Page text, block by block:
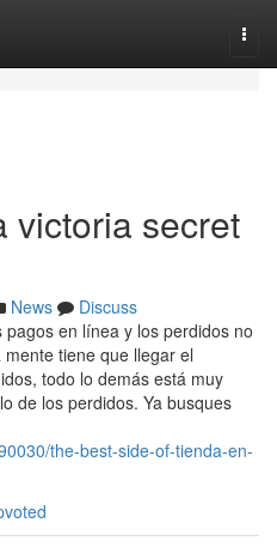
victoria secret
News
Discuss
en línea y los perdidos no
tiene que llegar el
todo lo demás está muy
de los perdidos. Ya busques
the-best-side-of-tienda-en-